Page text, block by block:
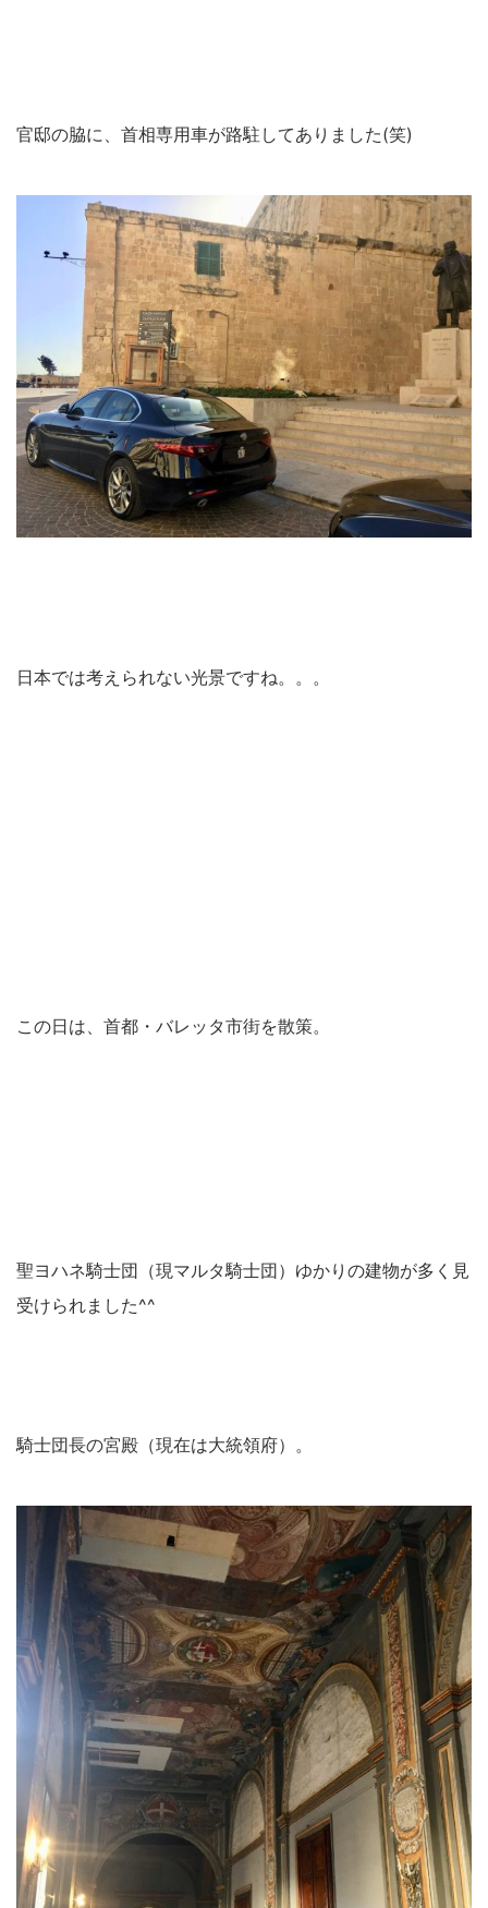
官邸の脇に、首相専用車が路駐してありました(笑)
日本では考えられない光景ですね。。。
この日は、首都・バレッタ市街を散策。
聖ヨハネ騎士団（現マルタ騎士団）ゆかりの建物が多く見
受けられました^^
騎士団長の宮殿（現在は大統領府）。